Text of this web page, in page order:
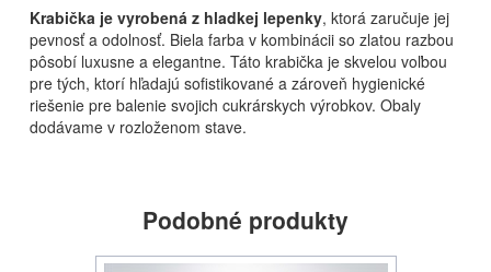
Krabička je vyrobená z hladkej lepenky, ktorá zaručuje jej
pevnosť a odolnosť. Biela farba v kombinácii so zlatou razbou
pôsobí luxusne a elegantne. Táto krabička je skvelou voľbou
pre tých, ktorí hľadajú sofistikované a zároveň hygienické
riešenie pre balenie svojich cukrárskych výrobkov. Obaly
dodávame v rozloženom stave.
Podobné produkty